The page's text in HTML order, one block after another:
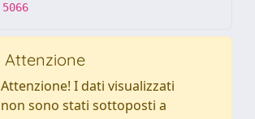
5066
Attenzione
Attenzione! I dati visualizzati
non sono stati sottoposti a